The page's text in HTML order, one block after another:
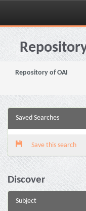
Skip
navigation
Repository of OAI
Saved Searches
Save this search
Discover
Subject